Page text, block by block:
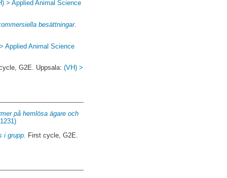
> Applied Animal Science
besättningar.
Applied Animal Science
G2E. Uppsala:(VH) >
på hemlösa ägare och
i grupp. First cycle, G2E.